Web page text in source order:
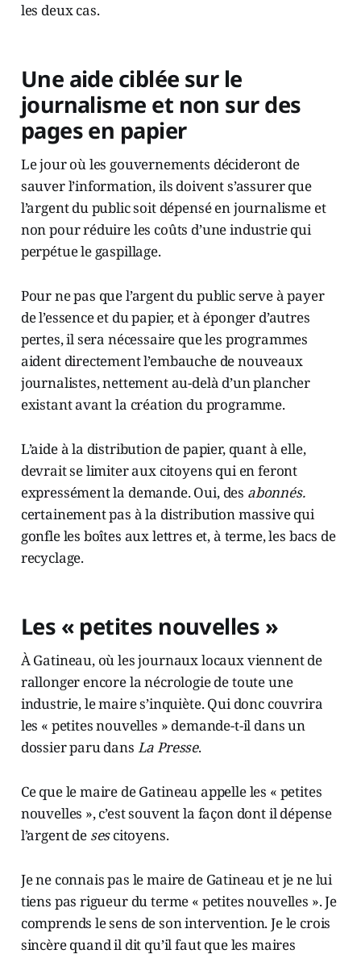
les deux cas.
Une aide ciblée sur le
journalisme et non sur des
pages en papier
Le jour où les gouvernements décideront de
sauver l’information, ils doivent s’assurer que
l’argent du public soit dépensé en journalisme et
non pour réduire les coûts d’une industrie qui
perpétue le gaspillage.
Pour ne pas que l’argent du public serve à payer
de l’essence et du papier, et à éponger d’autres
pertes, il sera nécessaire que les programmes
aident directement l’embauche de nouveaux
journalistes, nettement au-delà d’un plancher
existant avant la création du programme.
L’aide à la distribution de papier, quant à elle,
devrait se limiter aux citoyens qui en feront
expressément la demande. Oui, des abonnés.
certainement pas à la distribution massive qui
gonfle les boîtes aux lettres et, à terme, les bacs de
recyclage.
Les « petites nouvelles »
À Gatineau, où les journaux locaux viennent de
rallonger encore la nécrologie de toute une
industrie, le maire s’inquiète. Qui donc couvrira
les « petites nouvelles » demande-t-il dans un
dossier paru dans La Presse.
Ce que le maire de Gatineau appelle les « petites
nouvelles », c’est souvent la façon dont il dépense
l’argent de sescitoyens.
Je ne connais pas le maire de Gatineau et je ne lui
tiens pas rigueur du terme « petites nouvelles ». Je
comprends le sens de son intervention. Je le crois
sincère quand il dit qu’il faut que les maires